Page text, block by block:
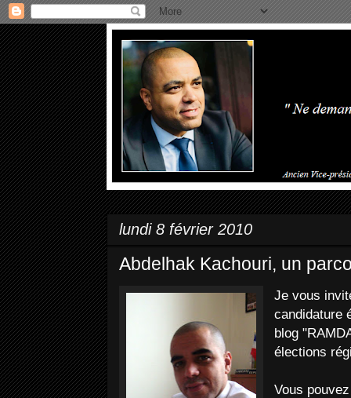
lundi 8 février 2010
Abdelhak Kachouri, un
Je vous
candidature
blog
élections
Vous